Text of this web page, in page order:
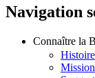
Navigation
Connaître la
Histoire
Mission